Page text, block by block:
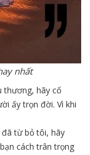
nhất
thương, hãy cố
ấy trọn đời. Vì khi
từ bỏ tôi, hãy
cách trân trọng